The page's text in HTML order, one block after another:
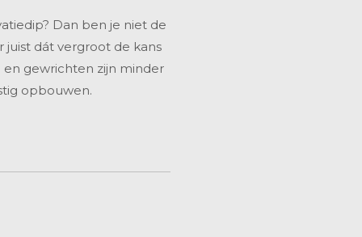
Dan ben je niet de
juist dát vergroot de kans
gewrichten zijn minder
opbouwen.